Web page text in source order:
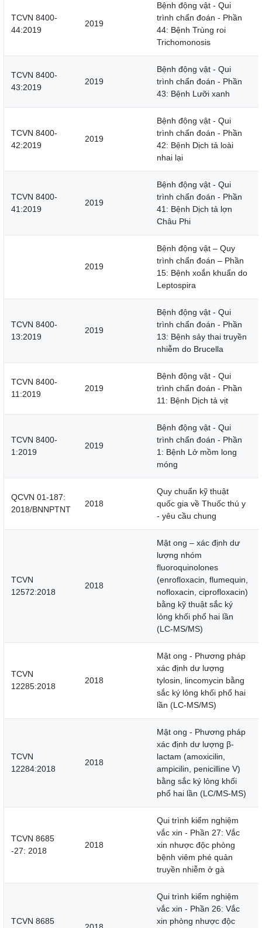
TCVN 8400-
44:2019
2019
Bệnh động vật - Qui
trình chẩn đoán - Phần
44: Bệnh Trùng roi
Trichomonosis
TCVN 8400-
43:2019
2019
Bệnh động vật - Qui
trình chẩn đoán - Phần
43: Bệnh Lưỡi xanh
TCVN 8400-
42:2019
2019
Bệnh động vật - Qui
trình chẩn đoán - Phần
42: Bệnh Dịch tả loài
nhai lại
TCVN 8400-
41:2019
2019
Bệnh động vật - Qui
trình chẩn đoán - Phần
41: Bệnh Dịch tả lợn
Châu Phi
2019
Bệnh động vật – Quy
trình chẩn đoán – Phần
15: Bệnh xoắn khuẩn do
Leptospira
TCVN 8400-
13:2019
2019
Bệnh động vật - Qui
trình chẩn đoán - Phần
13: Bệnh sảy thai truyền
nhiễm do Brucella
TCVN 8400-
11:2019
2019
Bệnh động vật - Qui
trình chẩn đoán - Phần
11: Bệnh Dịch tả vịt
TCVN 8400-
1:2019
2019
Bệnh động vật - Qui
trình chẩn đoán - Phần
1: Bệnh Lở mồm long
móng
QCVN 01-187:
2018/BNNPTNT
2018
Quy chuẩn kỹ thuật
quốc gia về Thuốc thú y
- yêu cầu chung
TCVN
12572:2018
2018
Mật ong – xác định dư
lượng nhóm
fluoroquinolones
(enrofloxacin, flumequin,
nofloxacin, ciprofloxacin)
bằng kỹ thuật sắc ký
lỏng khối phổ hai lần
(LC-MS/MS)
TCVN
12285:2018
2018
Mật ong - Phương pháp
xác định dư lượng
tylosin, lincomycin bằng
sắc ký lỏng khối phổ hai
lần (LC-MS/MS)
TCVN
12284:2018
2018
Mật ong - Phương pháp
xác định dư lượng β-
lactam (amoxicilin,
ampicilin, penicilline V)
bằng sắc ký lỏng khối
phổ hai lần (LC/MS-MS)
TCVN 8685
-27: 2018
2018
Qui trình kiểm nghiệm
vắc xin - Phần 27: Vắc
xin nhược độc phòng
bệnh viêm phé quản
truyền nhiễm ở gà
TCVN 8685
Qui trình kiểm nghiệm
vắc xin - Phần 26: Vắc
xin phòng nhược độc